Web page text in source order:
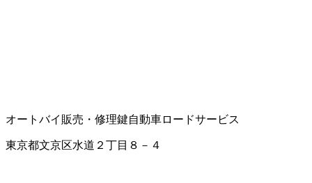
オートバイ販売・修理鍵自動車ロードサービス
東京都文京区水道２丁目８－４